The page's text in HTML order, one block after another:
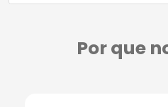
Por que